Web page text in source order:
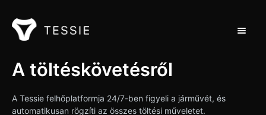
Toggle
Támogatás Home
Kapcsolat
A töltéskövetésről
A Tessie felhőplatformja 24/7-ben figyeli a járművét, és
automatikusan rögzíti az összes töltési műveletet.